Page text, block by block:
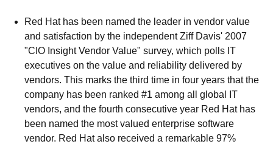
Red Hat has been named the leader in vendor value
and satisfaction by the independent Ziff Davis' 2007
"CIO Insight Vendor Value" survey, which polls IT
executives on the value and reliability delivered by
vendors. This marks the third time in four years that the
company has been ranked #1 among all global IT
vendors, and the fourth consecutive year Red Hat has
been named the most valued enterprise software
vendor. Red Hat also received a remarkable 97%